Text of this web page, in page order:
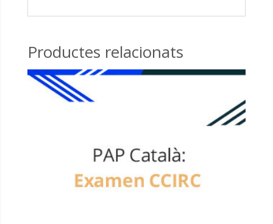
Productes relacionats